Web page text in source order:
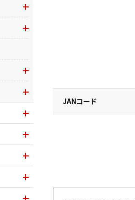
JANコード